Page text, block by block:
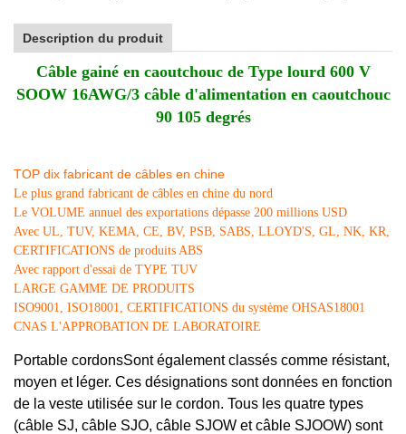
Description du produit
Câble gainé en caoutchouc de Type lourd 600 V
SOOW 16AWG/3 câble d'alimentation en caoutchouc
90 105 degrés
TOP dix fabricant de câbles en chine
Le plus grand fabricant de câbles en chine du nord
Le VOLUME annuel des exportations dépasse 200 millions USD
Avec UL, TUV, KEMA, CE, BV, PSB, SABS, LLOYD'S, GL, NK, KR,
CERTIFICATIONS de produits ABS
Avec rapport d'essai de TYPE TUV
LARGE GAMME DE PRODUITS
ISO9001, ISO18001, CERTIFICATIONS du système OHSAS18001
CNAS L'APPROBATION DE LABORATOIRE
Portable cordonsSont également classés comme résistant,
moyen et léger. Ces désignations sont données en fonction
de la veste utilisée sur le cordon. Tous les quatre types
(câble SJ, câble SJO, câble SJOW et câble SJOOW) sont